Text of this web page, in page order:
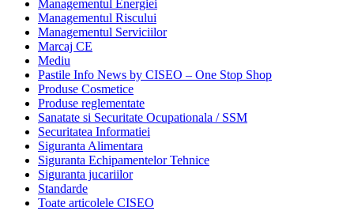
Managementul Energiei
Managementul Riscului
Managementul Serviciilor
Marcaj CE
Mediu
Pastile Info News by CISEO – One Stop Shop
Produse Cosmetice
Produse reglementate
Sanatate si Securitate Ocupationala / SSM
Securitatea Informatiei
Siguranta Alimentara
Siguranta Echipamentelor Tehnice
Siguranta jucariilor
Standarde
Toate articolele CISEO